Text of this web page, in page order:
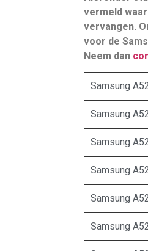
vermeld
vervangen.
voor de
Neem dan
Samsung
Samsung
Samsung
Samsung
Samsung
Samsung